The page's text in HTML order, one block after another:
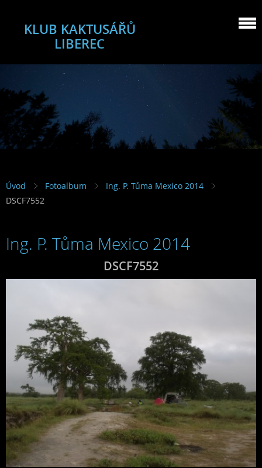
KLUB KAKTUSÁŘŮ
LIBEREC
Úvod Fotoalbum
Ing. P. Tůma Mexico 2014
DSCF7552
Ing. P. Tůma Mexico 2014
DSCF7552